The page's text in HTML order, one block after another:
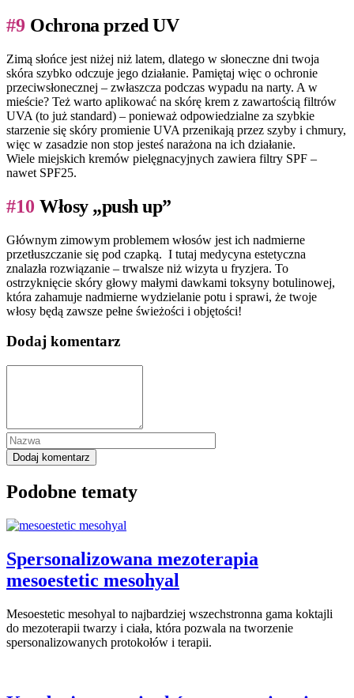
#9 Ochrona przed UV
Zimą słońce jest niżej niż latem, dlatego w słoneczne dni twoja
skóra szybko odczuje jego działanie. Pamiętaj więc o ochronie
przeciwsłonecznej – zwłaszcza podczas wypadu na narty. A w
mieście? Też warto aplikować na skórę krem z zawartością filtrów
UVA (to już standard) – ponieważ odpowiedzialne za szybkie
starzenie się skóry promienie UVA przenikają przez szyby i chmury,
więc w zasadzie non stop jesteś narażona na ich działanie.
Wiele miejskich kremów pielęgnacyjnych zawiera filtry SPF –
nawet SPF25.
#10 Włosy „push up”
Głównym zimowym problemem włosów jest ich nadmierne
przetłuszczanie się pod czapką. I tutaj medycyna estetyczna
znalazła rozwiązanie – trwalsze niż wizyta u fryzjera. To
ostrzyknięcie skóry głowy małymi dawkami toksyny botulinowej,
która zahamuje nadmierne wydzielanie potu i sprawi, że twoje
włosy będą zawsze pełne świeżości i objętości!
Dodaj komentarz
Podobne tematy
Spersonalizowana mezoterapia
mesoestetic mesohyal
Mesoestetic mesohyal to najbardziej wszechstronna gama koktajli
do mezoterapii twarzy i ciała, która pozwala na tworzenie
spersonalizowanych protokołów i terapii.